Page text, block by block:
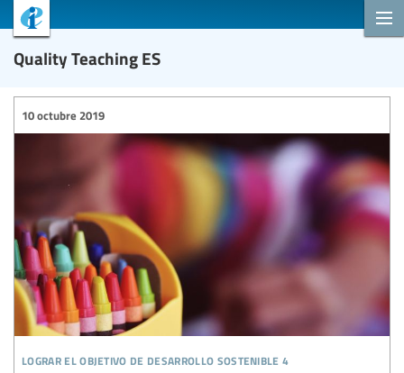
Quality Teaching ES
lograr el objetivo de desarrollo sostenible 4
10 octubre 2019